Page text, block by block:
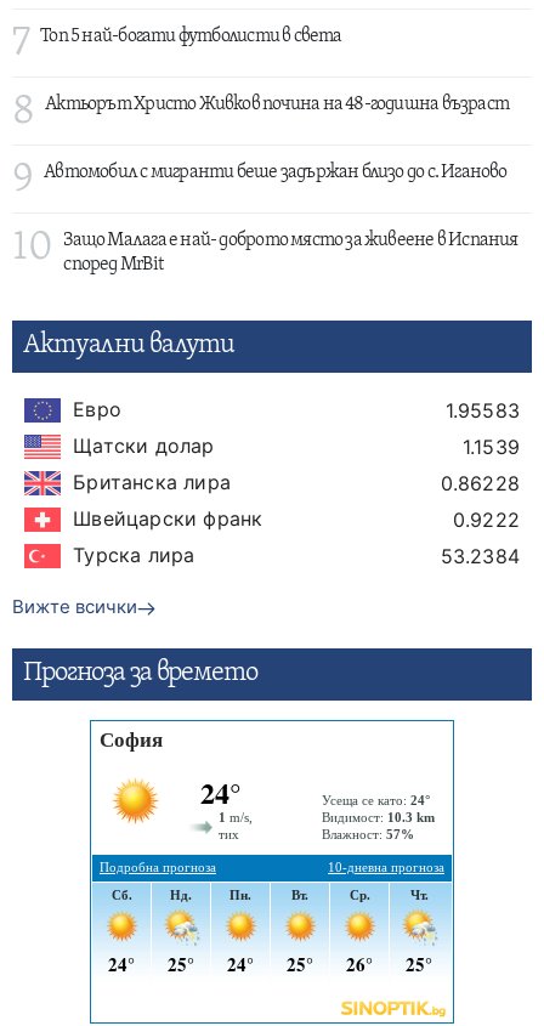
7 Топ 5 най-богати футболисти в света
8 Актьорът Христо Живков почина на 48-годишна възраст
9 Автомобил с мигранти беше задържан близо до с. Иганово
10
Защо Малага е най- доброто място за живеене в Испания
според MrBit
Актуални валути
Евро
1.95583
Щатски долар
1.1539
Британска лира
0.86228
Швейцарски франк
0.9222
Турска лира
53.2384
Вижте всички
Прогнозa за времето